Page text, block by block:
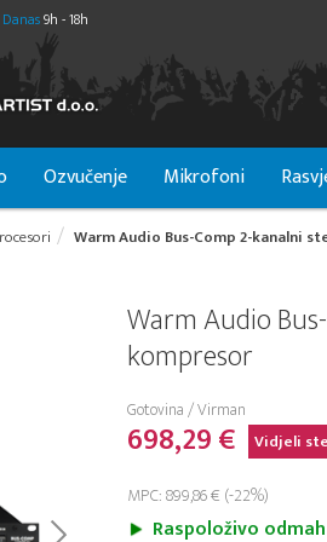
Danas9h - 18h
Ozvučenje Mikrofoni
Warm Audio Bus-Comp 2-kanalni
Warm Audio
kompresor
Gotovina / Virman
698,29 € Vidjeli
MPC: 899,86 € (-22%)
Raspoloživo odmah